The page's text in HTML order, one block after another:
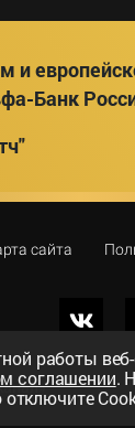
Банк
сайта
работы
соглашении.